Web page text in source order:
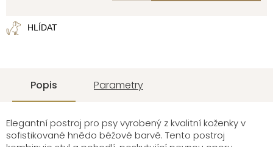
HLÍDAT
Popis Parametry
Elegantní postroj pro psy vyrobený z kvalitní koženky v
sofistikované hnědo béžové barvě. Tento postroj